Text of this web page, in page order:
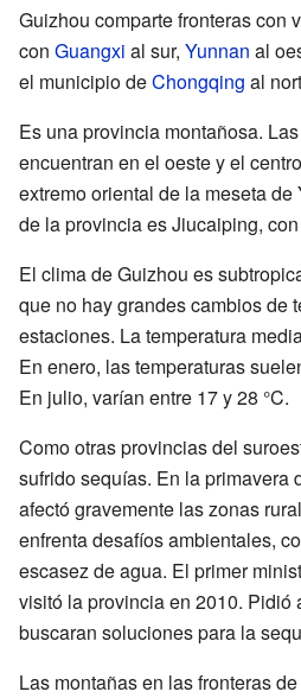
Guizhou comparte fronteras con
con Guangxi al sur, Yunnan al
el municipio deChongqing al
Es una provincia montañosa.
encuentran en el oeste y el
extremo oriental de la meseta
de la provincia es Jiucaiping,
El clima de Guizhou es
que no hay grandes cambios de
estaciones. La temperatura
En enero, las temperaturas
En julio, varían entre 17 y 28 °C.
Como otras provincias del
sufrido sequías. En la primavera
afectó gravemente las zonas
enfrenta desafíos ambientales,
escasez de agua. El primer
visitó la provincia en 2010. Pidió
buscaran soluciones para la
Las montañas en las fronteras